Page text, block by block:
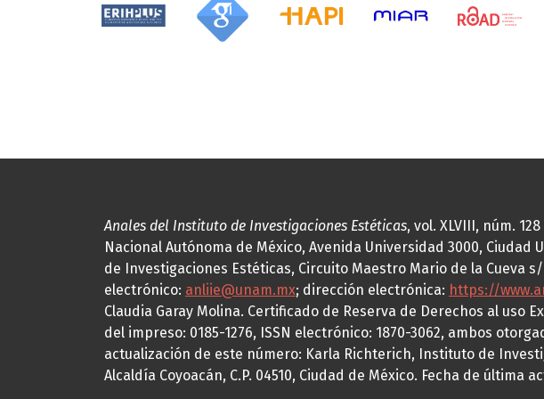
Anales del Instituto de Investigaciones Estéticas, vol. XLVIII, núm.
Nacional Autónoma de México, Avenida Universidad 3000, Ciudad
de Investigaciones Estéticas, Circuito Maestro Mario de la Cueva
electrónico: anliie@unam.mx; dirección electrónica: https://
Claudia Garay Molina. Certificado de Reserva de Derechos al uso
del impreso: 0185-1276, ISSN electrónico: 1870-3062, ambos
actualización de este número: Karla Richterich, Instituto de
Alcaldía Coyoacán, C.P. 04510, Ciudad de México. Fecha de última